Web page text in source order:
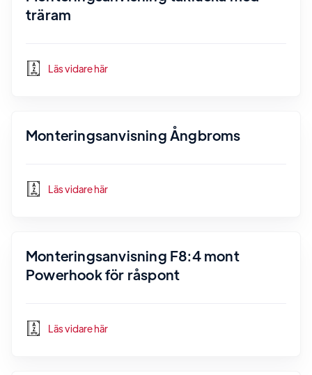
träram
Läs vidare här
Monteringsanvisning Ångbroms
Läs vidare här
Monteringsanvisning F8:4 mont
Powerhook för råspont
Läs vidare här